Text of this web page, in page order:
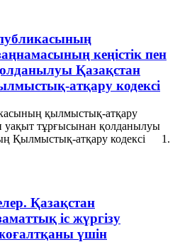
кеңiстiк пен
Қазақстан
атқару кодексі
қылмыстық-атқару
уақыт тұрғысынан қолданылуы
Қылмыстық-атқару кодексі 1.
Қазақстан
іс жүргізу
үшін